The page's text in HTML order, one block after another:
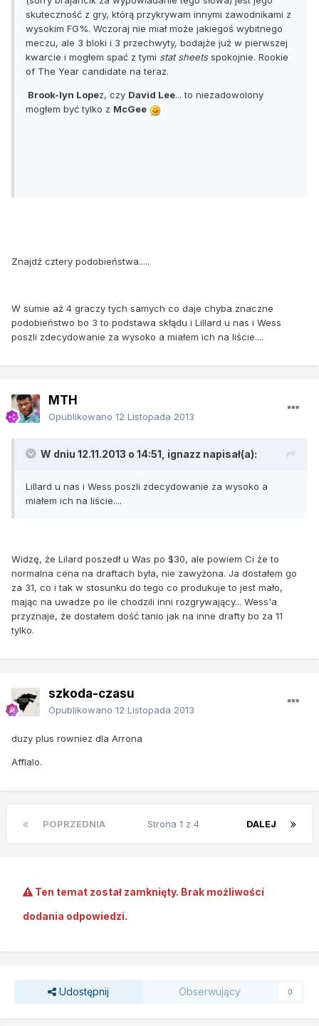
skuteczność z gry, którą przykrywam innymi zawodnikami z
wysokim FG%. Wczoraj nie miał może jakiegoś wybitnego
meczu, ale 3 bloki i 3 przechwyty, bodajże już w pierwszej
kwarcie i mogłem spać z tymi stat sheetsspokojnie. Rookie
of The Year candidate na teraz.
Brook-lyn Lopez, czy David Lee... to niezadowolony
mogłem być tylko z McGee
Znajdź cztery podobieństwa.....
W sumie aż 4 graczy tych samych co daje chyba znaczne
podobieństwo bo 3 to podstawa skłądu i Lillard u nas i Wess
poszli zdecydowanie za wysoko a miałem ich na liście....
MTH
Opublikowano 12 Listopada 2013
W dniu 12.11.2013 o 14:51, ignazz napisał(a):
Lillard u nas i Wess poszli zdecydowanie za wysoko a
miałem ich na liście....
Widzę, że Lilard poszedł u Was po $30, ale powiem Ci że to
normalna cena na draftach była, nie zawyżona. Ja dostałem go
za 31, co i tak w stosunku do tego co produkuje to jest mało,
mając na uwadze po ile chodzili inni rozgrywający... Wess'a
przyznaje, że dostałem dość tanio jak na inne drafty bo za 11
tylko.
szkoda-czasu
Opublikowano 12 Listopada 2013
duzy plus rowniez dla Arrona
Afflalo.
POPRZEDNIA DALEJ
Strona 1 z 4
Ten temat został zamknięty. Brak możliwości
dodania odpowiedzi.
Udostępnij Obserwujący 0